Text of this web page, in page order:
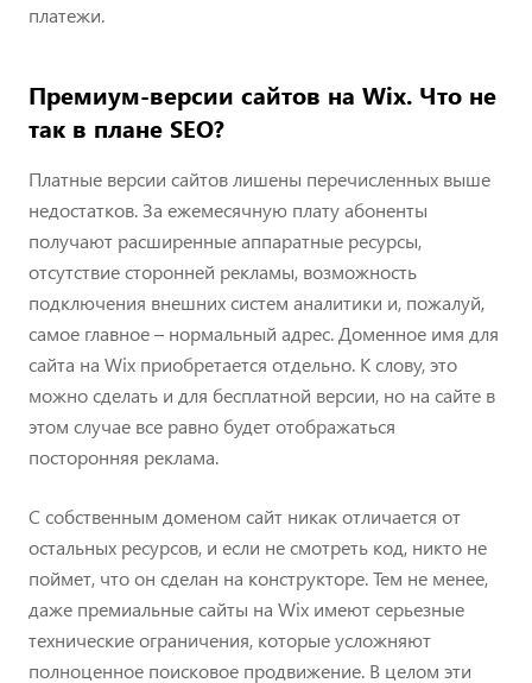
платежи.
Премиум-версии сайтов на Wix. Что не
так в плане SEO?
Платные версии сайтов лишены перечисленных выше
недостатков. За ежемесячную плату абоненты
получают расширенные аппаратные ресурсы,
отсутствие сторонней рекламы, возможность
подключения внешних систем аналитики и, пожалуй,
самое главное – нормальный адрес. Доменное имя для
сайта на Wix приобретается отдельно. К слову, это
можно сделать и для бесплатной версии, но на сайте в
этом случае все равно будет отображаться
посторонняя реклама.
С собственным доменом сайт никак отличается от
остальных ресурсов, и если не смотреть код, никто не
поймет, что он сделан на конструкторе. Тем не менее,
даже премиальные сайты на Wix имеют серьезные
технические ограничения, которые усложняют
полноценное поисковое продвижение. В целом эти